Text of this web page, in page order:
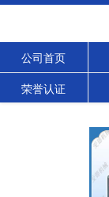
公司首页
荣誉认证